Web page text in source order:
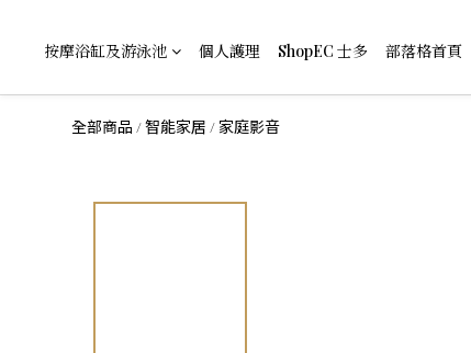
按摩浴缸及游泳池 個人護理 ShopEC 士多 部落格首頁
全部商品 /智能家居 / 家庭影音